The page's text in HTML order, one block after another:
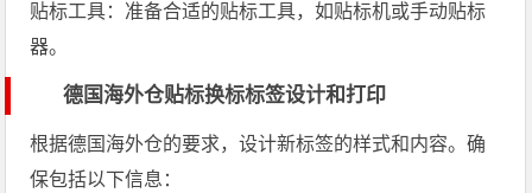
贴标工具：准备合适的贴标工具，如贴标机或手动贴标
器。
德国海外仓贴标换标标签设计和打印
根据德国海外仓的要求，设计新标签的样式和内容。确
保包括以下信息：